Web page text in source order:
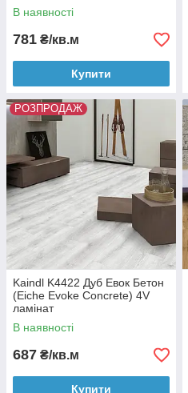
В наявності
781 ₴/кв.м
Купити
РОЗПРОДАЖ
Kaindl K4422 Дуб Евок Бетон
(Eiche Evoke Concrete) 4V
ламінат
В наявності
687 ₴/кв.м
Купити